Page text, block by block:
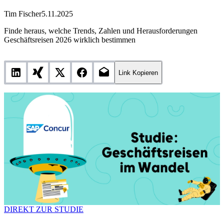
Tim Fischer5.11.2025
Finde heraus, welche Trends, Zahlen und Herausforderungen
Geschäftsreisen 2026 wirklich bestimmen
Link Kopieren
DIREKT ZUR STUDIE